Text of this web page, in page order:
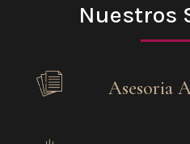
Nuestros
Asesoria